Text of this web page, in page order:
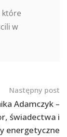
które
w
Następny post
Adamczyk –
świadectwa i
energetyczne